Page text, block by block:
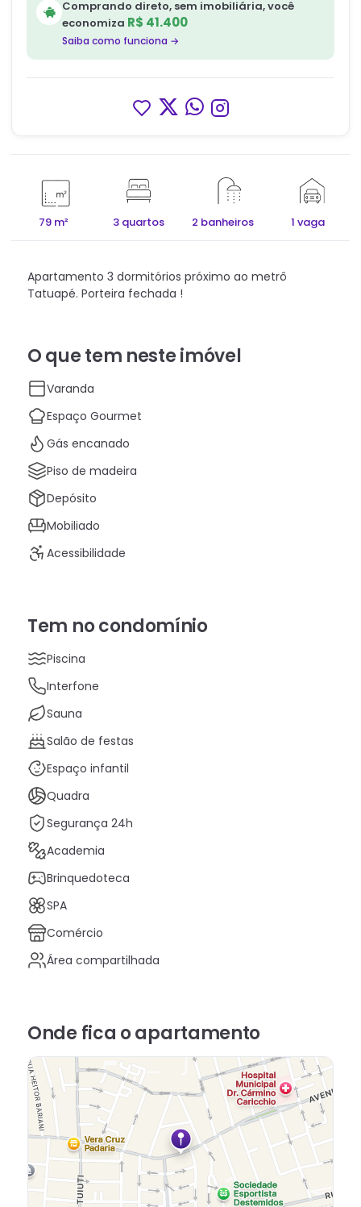
79 m² 3 quartos 2 banheiros 1 vaga
Apartamento 3 dormitórios próximo ao metrô
Tatuapé. Porteira fechada !
O que tem neste imóvel
Varanda
Espaço Gourmet
Gás encanado
Piso de madeira
Depósito
Mobiliado
Acessibilidade
Tem no condomínio
Piscina
Interfone
Sauna
Salão de festas
Espaço infantil
Quadra
Segurança 24h
Academia
Brinquedoteca
SPA
Comércio
Área compartilhada
Onde fica o apartamento
Comprando direto, sem imobiliária, você
economiza R$ 41.400
Saiba como funciona →